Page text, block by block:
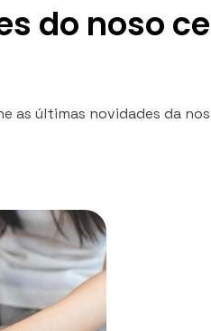
do noso
as últimas novidades da